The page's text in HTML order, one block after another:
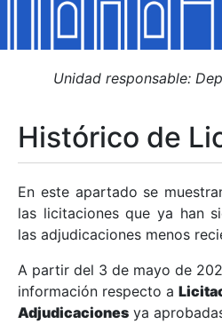
Mostrar/Ocultar
Mostrar/Ocultar
Mostrar/Ocultar
Mostrar/Ocultar
Mostrar/Ocultar
Unidad responsable:
Histórico de
En este apartado se
las licitaciones que ya han
las adjudicaciones menos
A partir del 3 de mayo de
información respecto a
Adjudicaciones ya